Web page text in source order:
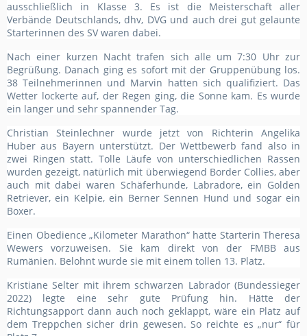
ausschließlich in Klasse 3. Es ist die Meisterschaft aller
Verbände Deutschlands, dhv, DVG und auch drei gut gelaunte
Starterinnen des SV waren dabei.
Nach einer kurzen Nacht trafen sich alle um 7:30 Uhr zur
Begrüßung. Danach ging es sofort mit der Gruppenübung los.
38 Teilnehmerinnen und Marvin hatten sich qualifiziert. Das
Wetter lockerte auf, der Regen ging, die Sonne kam. Es wurde
ein langer und sehr spannender Tag.
Christian Steinlechner wurde jetzt von Richterin Angelika
Huber aus Bayern unterstützt. Der Wettbewerb fand also in
zwei Ringen statt. Tolle Läufe von unterschiedlichen Rassen
wurden gezeigt, natürlich mit überwiegend Border Collies, aber
auch mit dabei waren Schäferhunde, Labradore, ein Golden
Retriever, ein Kelpie, ein Berner Sennen Hund und sogar ein
Boxer.
Einen Obedience „Kilometer Marathon“ hatte Starterin Theresa
Wewers vorzuweisen. Sie kam direkt von der FMBB aus
Rumänien. Belohnt wurde sie mit einem tollen 13. Platz.
Kristiane Selter mit ihrem schwarzen Labrador (Bundessieger
2022) legte eine sehr gute Prüfung hin. Hätte der
Richtungsapport dann auch noch geklappt, wäre ein Platz auf
dem Treppchen sicher drin gewesen. So reichte es „nur“ für